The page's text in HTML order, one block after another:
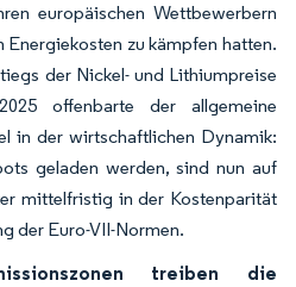
europäischen Wettbewerbern
Energiekosten zu kämpfen hatten.
der Nickel- und Lithiumpreise
offenbarte der allgemeine
in der wirtschaftlichen Dynamik:
geladen werden, sind nun auf
mittelfristig in der Kostenparität
der Euro-VII-Normen.
treiben die